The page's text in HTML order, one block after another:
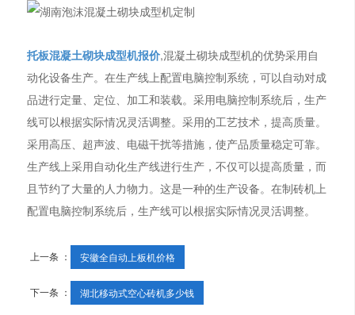
托板混凝土砌块成型机报价,混凝土砌块成型机的优势采用自
动化设备生产。在生产线上配置电脑控制系统，可以自动对成
品进行定量、定位、加工和装载。采用电脑控制系统后，生产
线可以根据实际情况灵活调整。采用的工艺技术，提高质量。
采用高压、超声波、电磁干扰等措施，使产品质量稳定可靠。
生产线上采用自动化生产线进行生产，不仅可以提高质量，而
且节约了大量的人力物力。这是一种的生产设备。在制砖机上
配置电脑控制系统后，生产线可以根据实际情况灵活调整。
上一条 ： 安徽全自动上板机价格
下一条 ： 湖北移动式空心砖机多少钱